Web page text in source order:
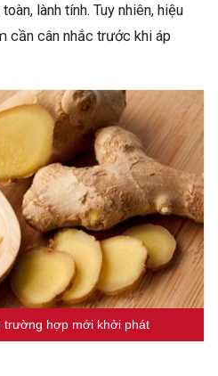
lành tính. Tuy nhiên, hiệu
cần cân nhắc trước khi áp
trường hợp mới khởi phát